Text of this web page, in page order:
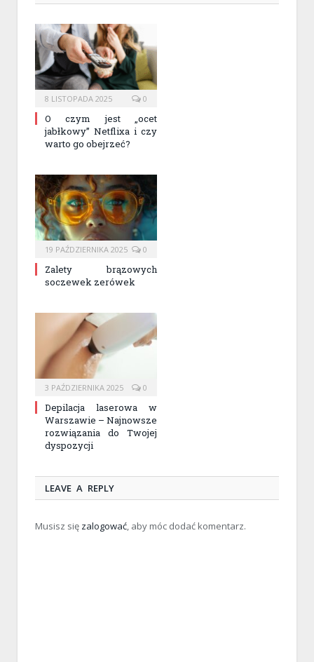
8 LISTOPADA 2025 0
O czym jest „ocet
jabłkowy” Netflixa i czy
warto go obejrzeć?
19 PAŹDZIERNIKA 2025 0
Zalety brązowych
soczewek zerówek
3 PAŹDZIERNIKA 2025 0
Depilacja laserowa w
Warszawie – Najnowsze
rozwiązania do Twojej
dyspozycji
LEAVE A REPLY
Musisz się zalogować , aby móc dodać komentarz.